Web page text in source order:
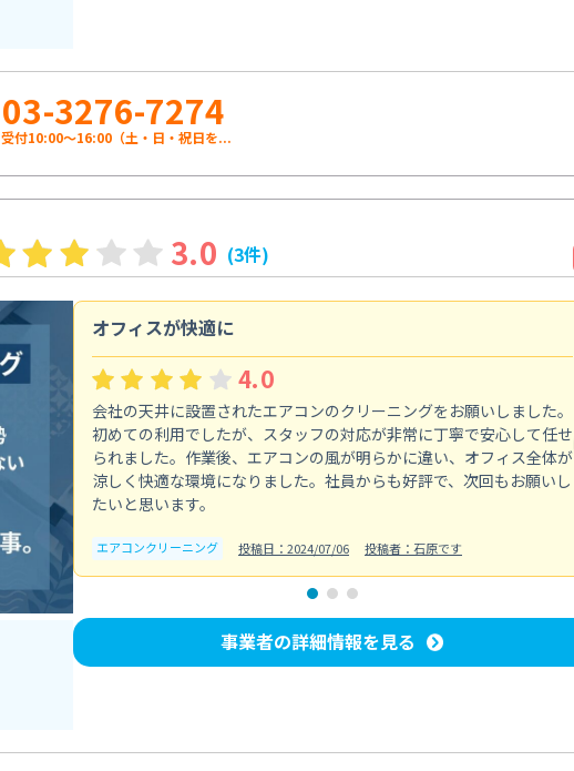
03-3276-7274
受付10:00〜16:00（土・日・祝日を...
3.0 (3件)
オフィスが快適に
4.0
会社の天井に設置されたエアコンのクリーニングをお願いしました。
初めての利用でしたが、スタッフの対応が非常に丁寧で安心して任せ
られました。作業後、エアコンの風が明らかに違い、オフィス全体が
涼しく快適な環境になりました。社員からも好評で、次回もお願いし
たいと思います。
エアコンクリーニング 投稿日：2024/07/06 投稿者：石原です
事業者の詳細情報を見る